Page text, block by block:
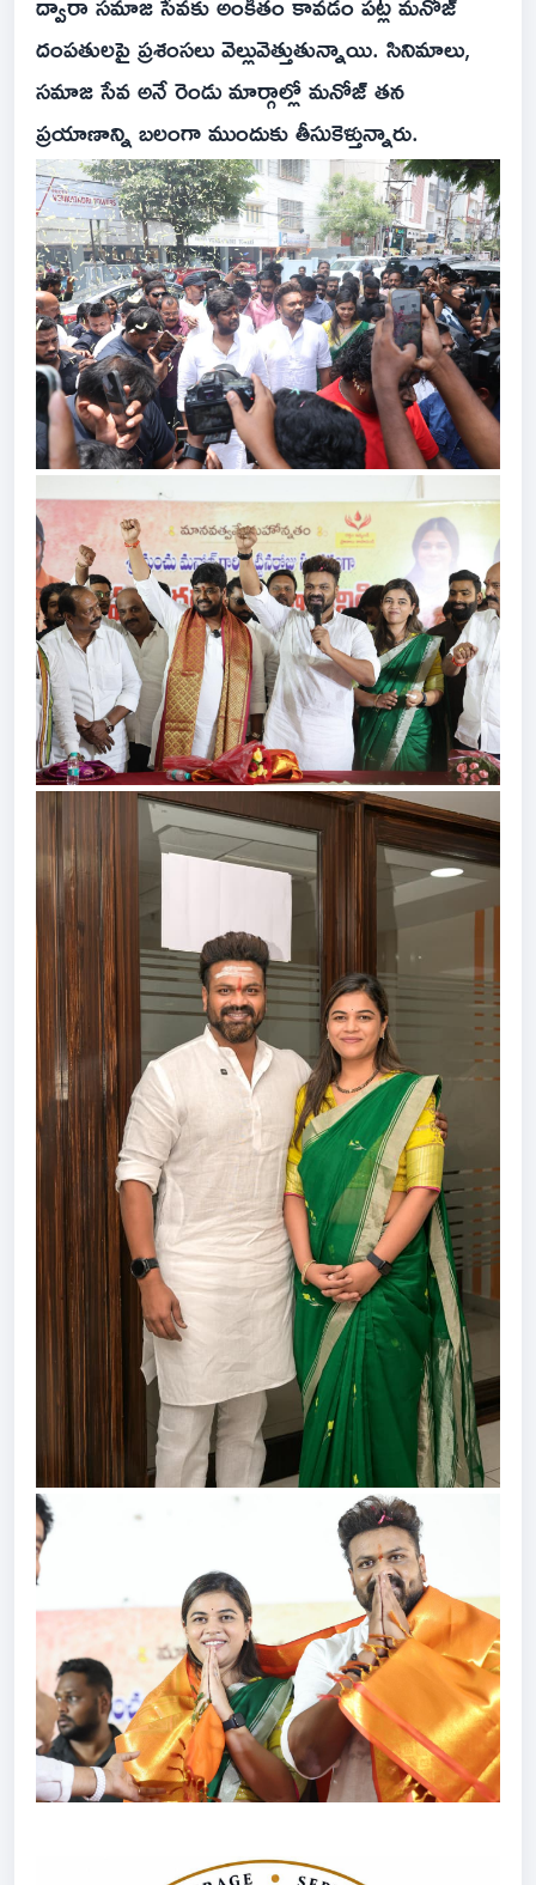
దంపతులపై ప్రశంసలు వెల్లువెత్తుతున్నాయి. సినిమాలు,
సమాజ సేవ అనే రెండు మార్గాల్లో మనోజ్ తన
ప్రయాణాన్ని బలంగా ముందుకు తీసుకెళ్తున్నారు.